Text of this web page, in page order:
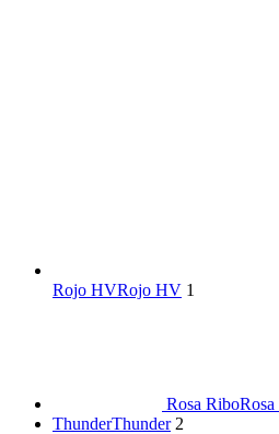
Rojo HVRojo HV 1
Rosa Ribo
ThunderThunder 2